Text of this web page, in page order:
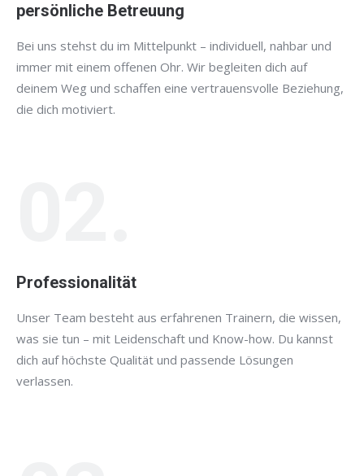
persönliche Betreuung
Bei uns stehst du im Mittelpunkt – individuell, nahbar und
immer mit einem offenen Ohr. Wir begleiten dich auf
deinem Weg und schaffen eine vertrauensvolle Beziehung,
die dich motiviert.
Professionalität
Unser Team besteht aus erfahrenen Trainern, die wissen,
was sie tun – mit Leidenschaft und Know-how. Du kannst
dich auf höchste Qualität und passende Lösungen
verlassen.